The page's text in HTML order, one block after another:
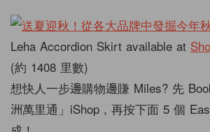
Leha Accordion Skirt available at
(約 1408 里數)
想快人一步邊購物邊賺 Miles? 先
洲萬里通」iShop，再按下面 5 個